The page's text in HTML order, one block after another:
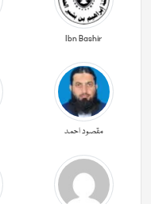
Ibn Bashir
مقصود احمد